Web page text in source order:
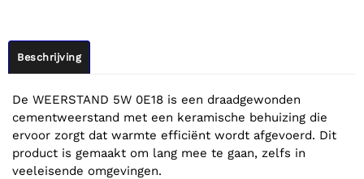
Beschrijving
De WEERSTAND 5W 0E18 is een draadgewonden
cementweerstand met een keramische behuizing die
ervoor zorgt dat warmte efficiënt wordt afgevoerd. Dit
product is gemaakt om lang mee te gaan, zelfs in
veeleisende omgevingen.